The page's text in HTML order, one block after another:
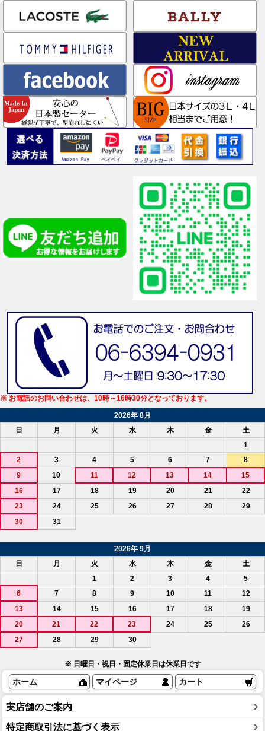
※ お電話のお問い合わせは、10時～16時30分となっております。
2026年 8月
日
月 火 水 木 金
土
1
2
3 4 5 6 7
8
9
10 11 12 13 14
15
16
17 18 19 20 21
22
23
24 25 26 27 28
29
30
31
2026年 9月
日
月 火 水 木 金
土
1
2 3 4
5
6
7 8 9 10 11
12
13
14 15 16 17 18
19
20
21 22 23 24 25
26
27
28 29 30
※ 日曜日・祝日・固定休業日は休業日です
ホーム マイページ カート
実店舗のご案内
特定商取引法に基づく表示